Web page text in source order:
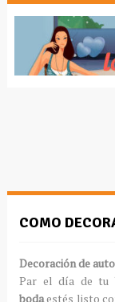
COMO
Decoraciónde
Par el día de tu
bodaestés listo